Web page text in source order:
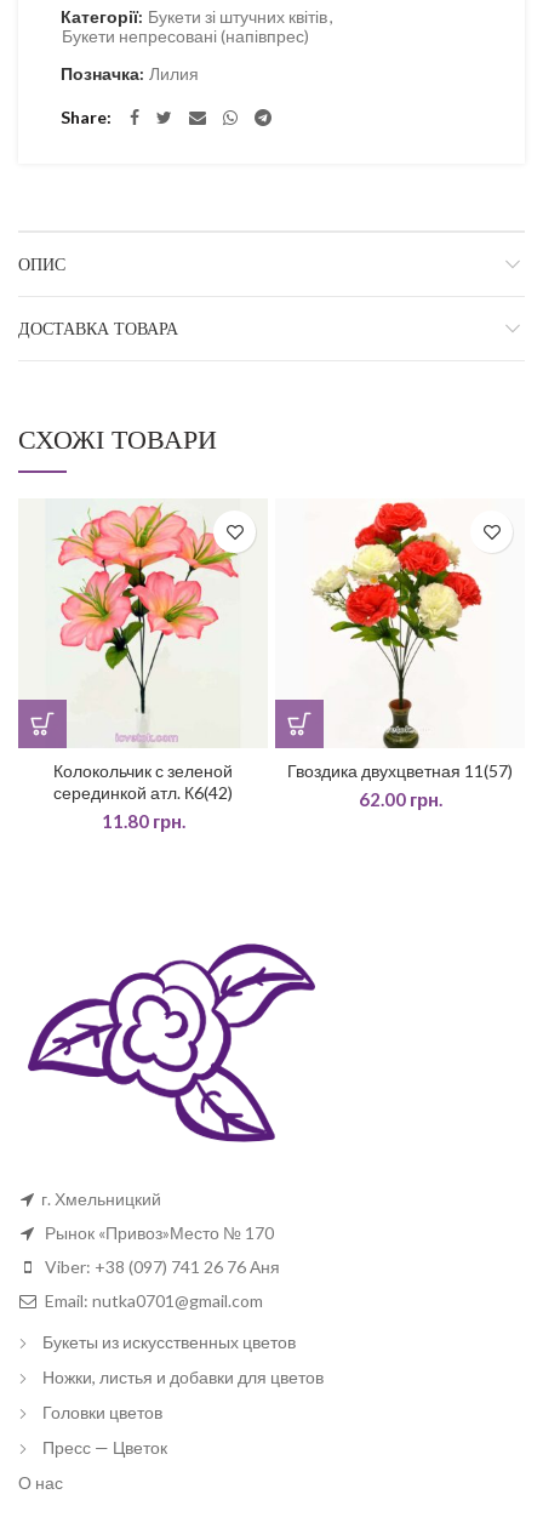
Категорії: Букети зі штучних квітів,
Букети непресовані (напівпрес)
Позначка: Лилия
Share
ОПИС
ДОСТАВКА ТОВАРА
СХОЖІ ТОВАРИ
Колокольчик с зеленой
серединкой атл. К6(42)
11.80 грн.
Гвоздика двухцветная 11(57)
62.00 грн.
г. Хмельницкий
Рынок «Привоз»Место № 170
Viber: +38 (097) 741 26 76 Аня
Email: nutka0701@gmail.com
Букеты из искусственных цветов
Ножки, листья и добавки для цветов
Головки цветов
Пресс — Цветок
О нас